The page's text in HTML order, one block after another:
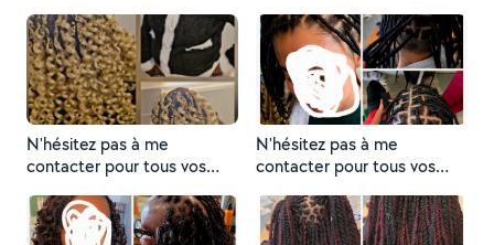
contacter. Merci. À bientôt.
bientôt
N'hésitez pas à me
contacter pour tous vos
bientôt
N'hésitez pas à me
contacter pour tous vos
bientôt